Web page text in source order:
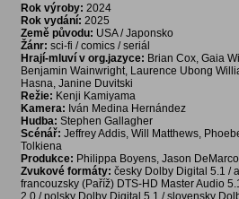
Rok výroby: 2024
Rok vydání: 2025
Země původu: USA / Japonsko
Žánr: sci-fi / comics / seriál
Hrají-mluví v org.jazyce: Brian Cox, Gaia
Benjamin Wainwright, Laurence Ubong
Hasna, Janine Duvitski
Režie: Kenji Kamiyama
Kamera: Iván Medina Hernández
Hudba: Stephen Gallagher
Scénář: Jeffrey Addis, Will Matthews,
Tolkiena
Produkce: Philippa Boyens, Jason
Zvukové formáty: česky Dolby Digital 5.1 /
francouzsky (Paříž) DTS-HD Master Audio
2.0 / polsky Dolby Digital 5.1 / slovensky